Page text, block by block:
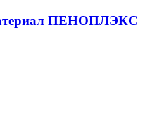
ПЕНОПЛЭКС